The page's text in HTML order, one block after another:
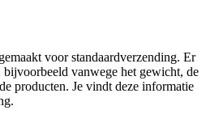
voor standaardverzending. Er
bijvoorbeeld vanwege het gewicht, de
producten. Je vindt deze informatie